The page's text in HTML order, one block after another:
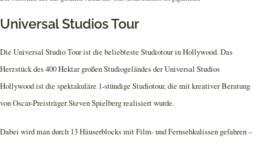
Universal Studios Tour
Die Universal Studio Tour ist die beliebteste Studiotour in Hollywood. Das
Herzstück des 400 Hektar großen Studiogeländes der Universal Studios
Hollywood ist die spektakuläre 1-stündige Studiotour, die mit kreativer Beratung
von Oscar-Preisträger Steven Spielberg realisiert wurde.
Dabei wird man durch 13 Häuserblocks mit Film- und Fernsehkulissen gefahren –